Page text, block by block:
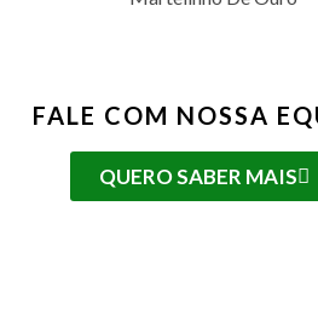
FALE COM NOSSA
QUERO SABER MAIS